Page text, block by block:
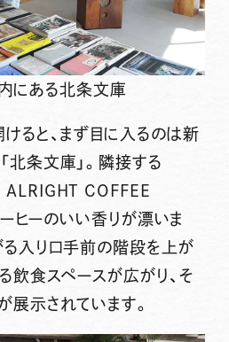
にある北条文庫
ると、まず目に入るのは新
北条文庫」。隣接する
COFFEE
ヒーのいい香りが漂いま
る入り口手前の階段を上が
飲食スペースが広がり、そ
展示されています。